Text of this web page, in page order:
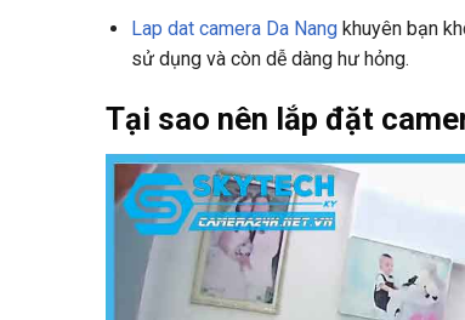
Lap dat camera Da Nangkhuyên bạn
sử dụng và còn dễ dàng hư hỏng.
Tại sao nên lắp đặt